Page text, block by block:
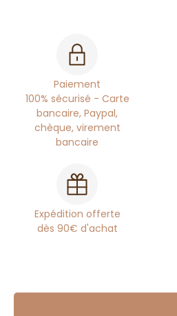
Paiement
100% sécurisé - Carte
bancaire, Paypal,
chèque, virement
bancaire
Expédition offerte
dès 90€ d'achat